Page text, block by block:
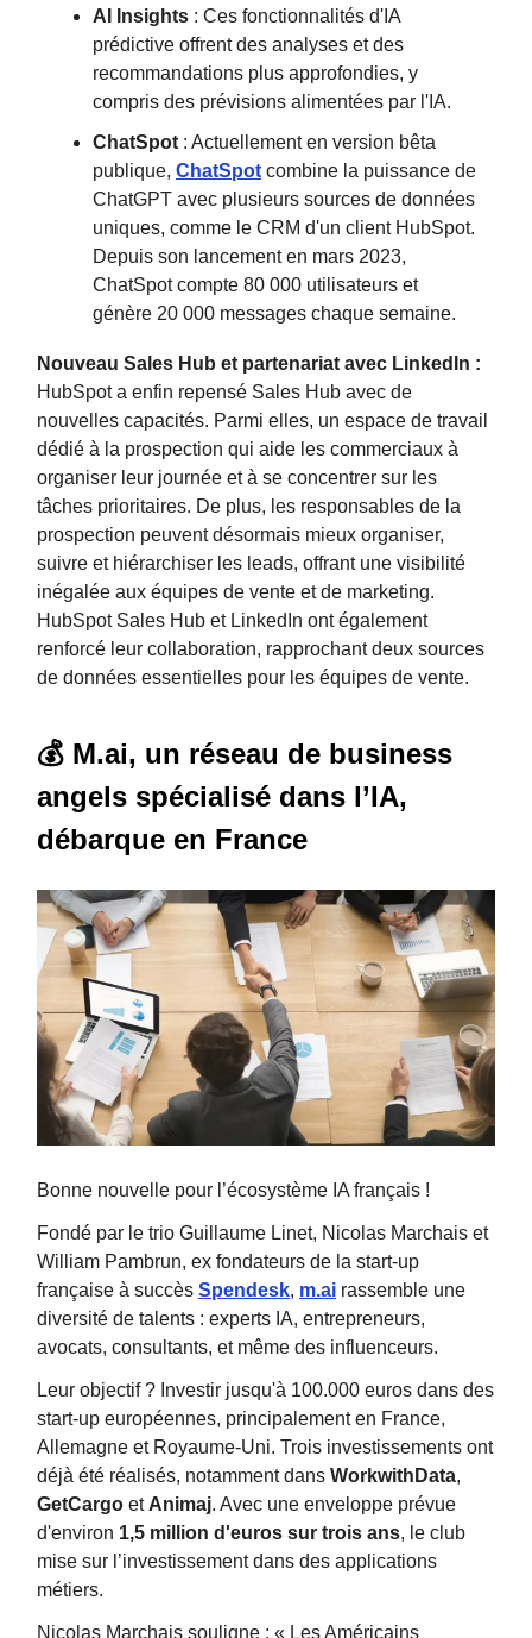
AI Insights : Ces fonctionnalités d'IA
prédictive offrent des analyses et des
recommandations plus approfondies, y
compris des prévisions alimentées par l'IA.
ChatSpot : Actuellement en version bêta
publique, ChatSpot combine la puissance de
ChatGPT avec plusieurs sources de données
uniques, comme le CRM d'un client HubSpot.
Depuis son lancement en mars 2023,
ChatSpot compte 80 000 utilisateurs et
génère 20 000 messages chaque semaine.
Nouveau Sales Hub et partenariat avec LinkedIn :
HubSpot a enfin repensé Sales Hub avec de
nouvelles capacités. Parmi elles, un espace de travail
dédié à la prospection qui aide les commerciaux à
organiser leur journée et à se concentrer sur les
tâches prioritaires. De plus, les responsables de la
prospection peuvent désormais mieux organiser,
suivre et hiérarchiser les leads, offrant une visibilité
inégalée aux équipes de vente et de marketing.
HubSpot Sales Hub et LinkedIn ont également
renforcé leur collaboration, rapprochant deux sources
de données essentielles pour les équipes de vente.
💰 M.ai, un réseau de business
angels spécialisé dans l’IA,
débarque en France
Bonne nouvelle pour l’écosystème IA français !
Fondé par le trio Guillaume Linet, Nicolas Marchais et
William Pambrun, ex fondateurs de la start-up
française à succès Spendesk, m.ai rassemble une
diversité de talents : experts IA, entrepreneurs,
avocats, consultants, et même des influenceurs.
Leur objectif ? Investir jusqu'à 100.000 euros dans des
start-up européennes, principalement en France,
Allemagne et Royaume-Uni. Trois investissements ont
déjà été réalisés, notamment dans WorkwithData,
GetCargo et Animaj. Avec une enveloppe prévue
d'environ 1,5 million d'euros sur trois ans, le club
mise sur l’investissement dans des applications
métiers.
Nicolas Marchais souligne : « Les Américains